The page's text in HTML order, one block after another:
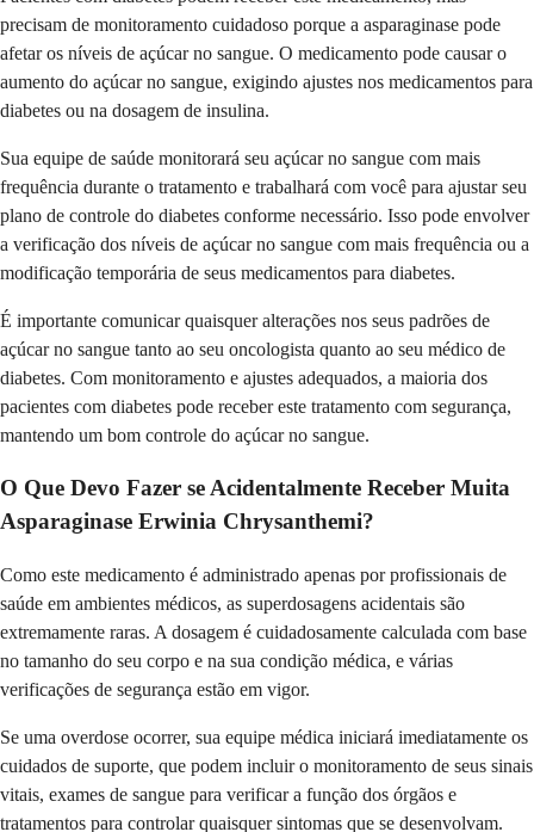
precisam de monitoramento cuidadoso porque a asparaginase pode
afetar os níveis de açúcar no sangue. O medicamento pode causar o
aumento do açúcar no sangue, exigindo ajustes nos medicamentos para
diabetes ou na dosagem de insulina.
Sua equipe de saúde monitorará seu açúcar no sangue com mais
frequência durante o tratamento e trabalhará com você para ajustar seu
plano de controle do diabetes conforme necessário. Isso pode envolver
a verificação dos níveis de açúcar no sangue com mais frequência ou a
modificação temporária de seus medicamentos para diabetes.
É importante comunicar quaisquer alterações nos seus padrões de
açúcar no sangue tanto ao seu oncologista quanto ao seu médico de
diabetes. Com monitoramento e ajustes adequados, a maioria dos
pacientes com diabetes pode receber este tratamento com segurança,
mantendo um bom controle do açúcar no sangue.
O Que Devo Fazer se Acidentalmente Receber Muita
Asparaginase Erwinia Chrysanthemi?
Como este medicamento é administrado apenas por profissionais de
saúde em ambientes médicos, as superdosagens acidentais são
extremamente raras. A dosagem é cuidadosamente calculada com base
no tamanho do seu corpo e na sua condição médica, e várias
verificações de segurança estão em vigor.
Se uma overdose ocorrer, sua equipe médica iniciará imediatamente os
cuidados de suporte, que podem incluir o monitoramento de seus sinais
vitais, exames de sangue para verificar a função dos órgãos e
tratamentos para controlar quaisquer sintomas que se desenvolvam.